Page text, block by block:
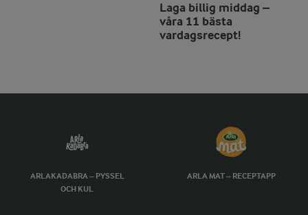
Laga billig middag –
våra 11 bästa
vardagsrecept!
ARLAKADABRA – PYSSEL
OCH KUL
ARLA MAT – RECEPTAPP